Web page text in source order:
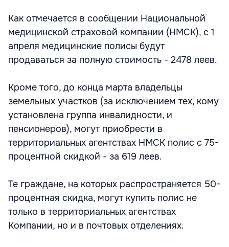
Как отмечается в сообщении Национальной
медицинской страховой компании (НМСК), с 1
апреля медицинские полисы будут
продаваться за полную стоимость - 2478 леев.
Кроме того, до конца марта владельцы
земельных участков (за исключением тех, кому
установлена группа инвалидности, и
пенсионеров), могут приобрести в
территориальных агентствах НМСК полис с 75-
процентной скидкой - за 619 леев.
Те граждане, на которых распространяется 50-
процентная скидка, могут купить полис не
только в территориальных агентствах
Компании, но и в почтовых отделениях.